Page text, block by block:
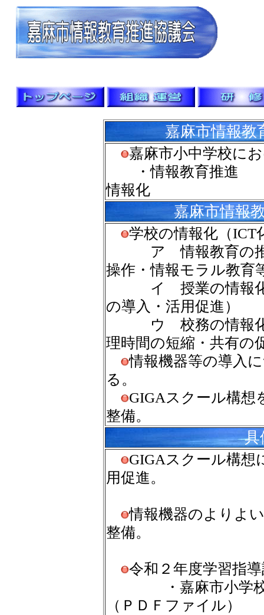
嘉麻市情報教
嘉麻市小中学校に
・情報教育推進
情報化
嘉麻市情報
学校の情報化（ICT
ア 情報教育の推進
操作・情報モラル教育
イ 授業の情報化（
の導入・活用促進）
ウ 校務の情報化（
理時間の短縮・共有の
情報機器等の導入
る。
GIGAスクール構想
整備。
具
GIGAスクール構想
用促進。
情報機器のよりよ
整備。
令和２年度学習指
・嘉麻市小学校情
（ＰＤＦファイル）